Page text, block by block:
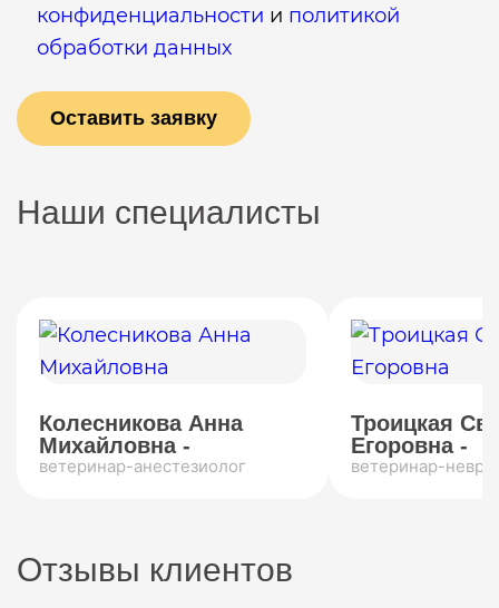
конфиденциальности и политикой
обработки данных
Наши специалисты
Колесникова Анна
Михайловна -
ветеринар-анестезиолог
Троицкая
Егоровна -
ветеринар-
Отзывы клиентов